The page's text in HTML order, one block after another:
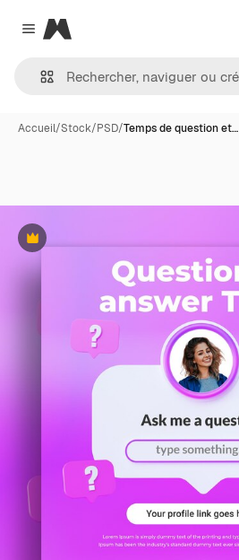
Close menu
Magnific
Accueil/Stock/PSD/Temps de question et…
Premium